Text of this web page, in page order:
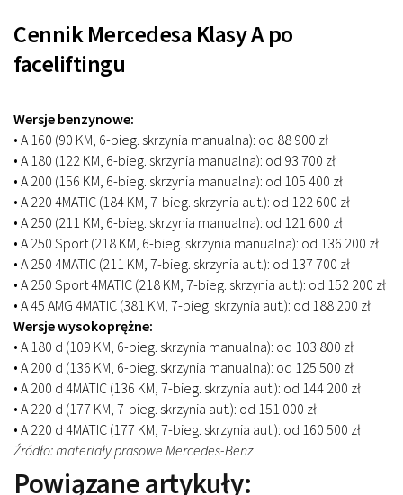
Cennik Mercedesa Klasy A po
faceliftingu
Wersje benzynowe:
• A 160 (90 KM, 6-bieg. skrzynia manualna): od 88 900 zł
• A 180 (122 KM, 6-bieg. skrzynia manualna): od 93 700 zł
• A 200 (156 KM, 6-bieg. skrzynia manualna): od 105 400 zł
• A 220 4MATIC (184 KM, 7-bieg. skrzynia aut.): od 122 600 zł
• A 250 (211 KM, 6-bieg. skrzynia manualna): od 121 600 zł
• A 250 Sport (218 KM, 6-bieg. skrzynia manualna): od 136 200 zł
• A 250 4MATIC (211 KM, 7-bieg. skrzynia aut.): od 137 700 zł
• A 250 Sport 4MATIC (218 KM, 7-bieg. skrzynia aut.): od 152 200 zł
• A 45 AMG 4MATIC (381 KM, 7-bieg. skrzynia aut.): od 188 200 zł
Wersje wysokoprężne:
• A 180 d (109 KM, 6-bieg. skrzynia manualna): od 103 800 zł
• A 200 d (136 KM, 6-bieg. skrzynia manualna): od 125 500 zł
• A 200 d 4MATIC (136 KM, 7-bieg. skrzynia aut.): od 144 200 zł
• A 220 d (177 KM, 7-bieg. skrzynia aut.): od 151 000 zł
• A 220 d 4MATIC (177 KM, 7-bieg. skrzynia aut.): od 160 500 zł
Źródło: materiały prasowe Mercedes-Benz
Powiązane artykuły: